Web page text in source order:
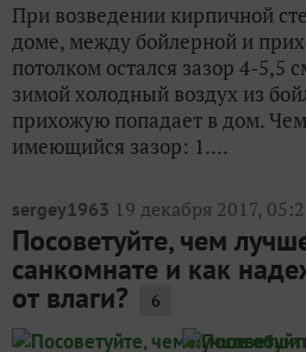
При возведении кирпичной
доме, между бойлерной и
потолком остался зазор 4-5,5
зимой холодный воздух из
прихожую попадает в дом.
имеющийся зазор: 1....
sergey1963 19 декабря 2017,
Посоветуйте, чем
санкомнате и как
от влаги? 6